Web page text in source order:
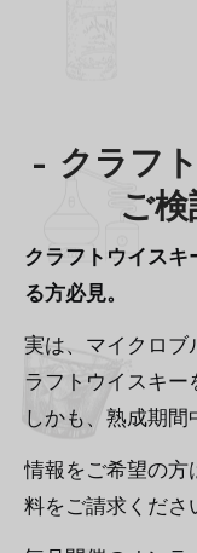
– クラフ
ご
クラフトウイス
る方必見。
実は、マイクロブ
ラフトウイスキー
しかも、熟成期間
情報をご希望の方
料をご請求くださ